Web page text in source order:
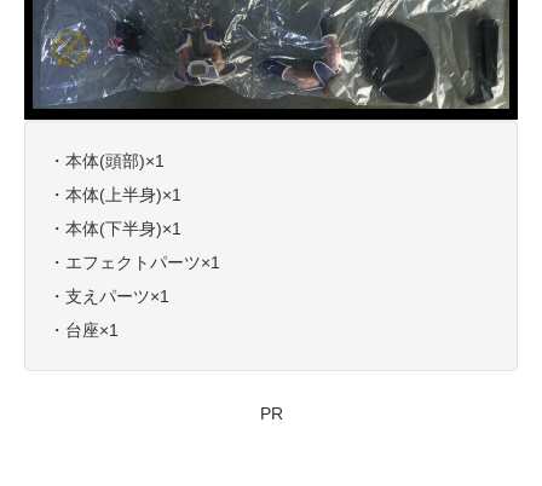
・本体(頭部)×1
・本体(上半身)×1
・本体(下半身)×1
・エフェクトパーツ×1
・支えパーツ×1
・台座×1
PR